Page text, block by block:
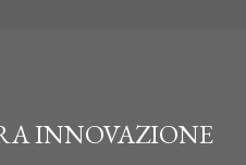
INNOVAZIONE